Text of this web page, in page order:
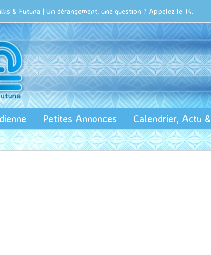
& Futuna | Un dérangement, une question ? Appelez le 14.
Petites Annonces Calendrier, Actu